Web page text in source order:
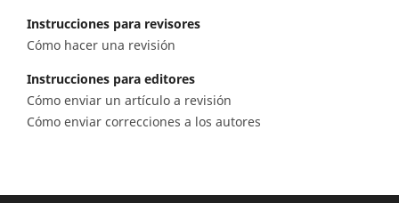
Instrucciones para revisores
Cómo hacer una revisión
Instrucciones para editores
Cómo enviar un artículo a revisión
Cómo enviar correcciones a los autores